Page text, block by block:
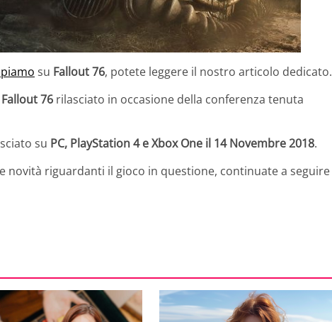
su Fallout 76, potete leggere il nostro articolo dedicato.
Fallout 76 rilasciato in occasione della conferenza tenuta
su PC, PlayStation 4 e Xbox One il 14 Novembre 2018.
novità riguardanti il gioco in questione, continuate a seguire